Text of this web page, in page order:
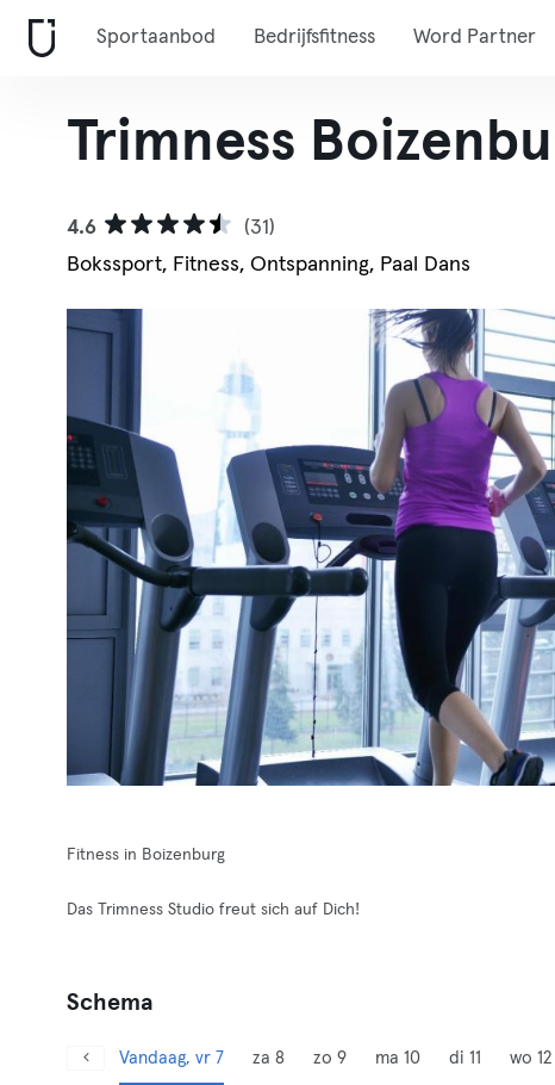
Sportaanbod Bedrijfsfitness Word Partner
Trimness
4.6
(31)
Bokssport, Fitness, Ontspanning, Paal Dans
Fitness in Boizenburg
Das Trimness Studio freut sich auf Dich!
Schema
Vandaag, vr 7 za 8 zo 9 ma 10 di 11 wo 12